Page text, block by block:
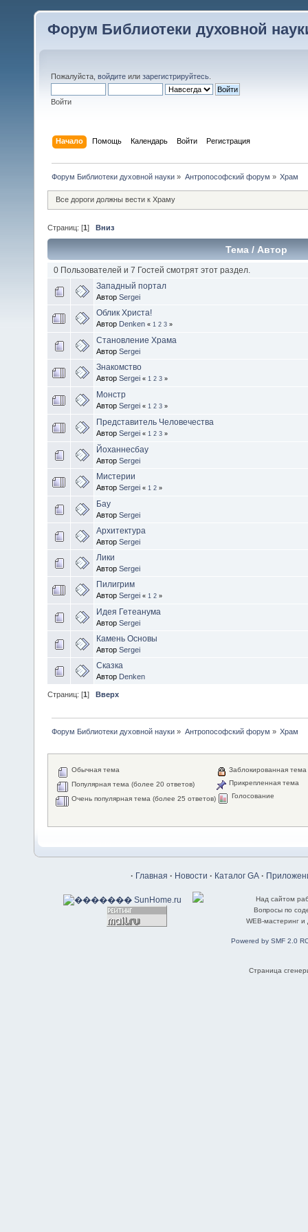
Форум Библиотеки духовной
Пожалуйста, войдите или зарегистрируйтесь
Войти
Начало Помощь Календарь Войти Регистрация
Форум Библиотеки духовной науки » Антропософский форум » Храм
Все дороги должны вести к Храму
Страниц: [1] Вниз
Тема/ Автор
0 Пользователей и 7 Гостей смотрят этот раздел.
Западный портал
Автор Sergei
Облик Христа!
Автор Denken « 1 2 3 »
Становление Храма
Автор Sergei
Знакомство
Автор Sergei « 1 2 3 »
Монстр
Автор Sergei « 1 2 3 »
Представитель Человечества
Автор Sergei « 1 2 3 »
Йоханнесбау
Автор Sergei
Мистерии
Автор Sergei « 1 2 »
Бау
Автор Sergei
Архитектура
Автор Sergei
Лики
Автор Sergei
Пилигрим
Автор Sergei « 1 2 »
Идея Гетеанума
Автор Sergei
Камень Основы
Автор Sergei
Сказка
Автор Denken
Страниц: [1 ] Вверх
Форум Библиотеки духовной науки » Антропософский форум » Храм
Обычная тема
Популярная тема (более 20 ответов)
Очень популярная тема (более 25 ответов)
Заблокированная тема
Прикрепленная тема
Голосование
· Главная · Новости · Каталог GA ·
Над сайтом
Вопросы по
WEB-мастеринг
Powered by SMF 2.0
Страница